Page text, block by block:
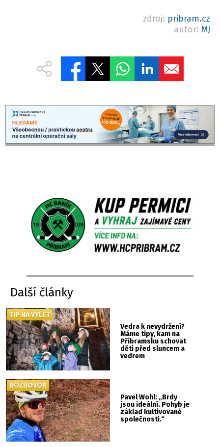
zdroj: pribram.cz
autor: MJ
Další články
Vedra k nevydržení?
Máme tipy, kam na
Příbramsku schovat
děti před sluncem a
vedrem
TIP NA VÝLET
Pavel Wohl: „Brdy
jsou ideální. Pohyb je
základ kultivované
společnosti.“
ROZHOVOR